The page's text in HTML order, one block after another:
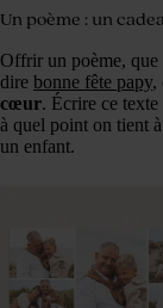
Un poème : un
Offrir un poème, que
dire bonne fête papy,
cœur. Écrire ce
à quel point on tient
un enfant.